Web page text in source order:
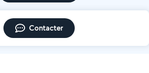
Contacter